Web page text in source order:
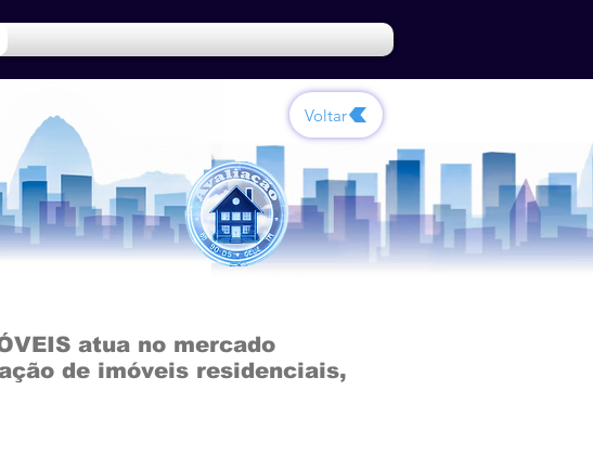
atua no mercado
de imóveis residenciais,
Voltar